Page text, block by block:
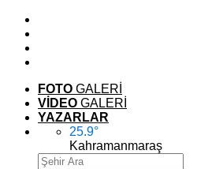
FOTO GALERİ
VİDEO GALERİ
YAZARLAR
25.9°
Kahramanmaraş